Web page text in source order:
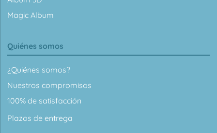
Magic Album
Quiénes somos
¿Quiénes somos?
Nuestros compromisos
100% de satisfacción
Plazos de entrega